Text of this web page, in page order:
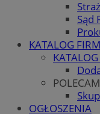
Sąd
KATALOG FIRM
OGŁOSZENIA